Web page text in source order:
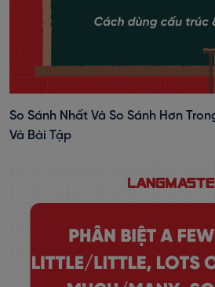
So Sánh Nhất Và So Sánh Hơn
Và Bài Tập